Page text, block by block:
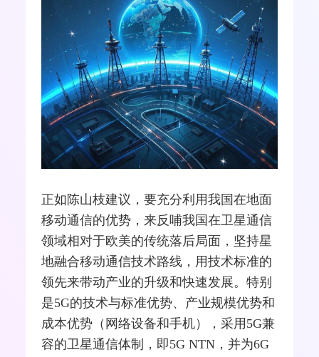
正如陈山枝建议，要充分利用我国在地面
移动通信的优势，来反哺我国在卫星通信
领域相对于欧美的传统落后局面，坚持星
地融合移动通信技术路线，用技术标准的
领先来带动产业的升级和快速发展。特别
是5G的技术与标准优势、产业规模优势和
成本优势（网络设备和手机），采用5G兼
容的卫星通信体制，即5G NTN，并为6G